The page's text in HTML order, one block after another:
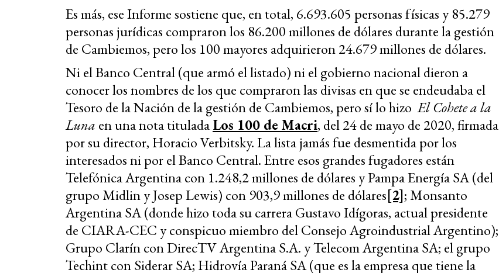
Es más, ese Informe sostiene que, en total, 6.693.605 personas físicas y 85.279
personas jurídicas compraron los 86.200 millones de dólares durante la gestión
de Cambiemos, pero los 100 mayores adquirieron 24.679 millones de dólares.
Ni el Banco Central (que armó el listado) ni el gobierno nacional dieron a
conocer los nombres de los que compraron las divisas en que se endeudaba el
Tesoro de la Nación de la gestión de Cambiemos, pero sí lo hizoEl Cohete a la
Luna en una nota tituladaLos 100 de Macri, del 24 de mayo de 2020, firmada
por su director, Horacio Verbitsky. La lista jamás fue desmentida por los
interesados ni por el Banco Central. Entre esos grandes fugadores están
Telefónica Argentina con 1.248,2 millones de dólares y Pampa Energía SA (del
grupo Midlin y Josep Lewis) con 903,9 millones de dólares[2]; Monsanto
Argentina SA (donde hizo toda su carrera Gustavo Idígoras, actual presidente
de CIARA-CEC y conspicuo miembro del Consejo Agroindustrial Argentino);
Grupo Clarín con DirecTV Argentina S.A. y Telecom Argentina SA; el grupo
Techint con Siderar SA; Hidrovía Paraná SA (que es la empresa que tiene la